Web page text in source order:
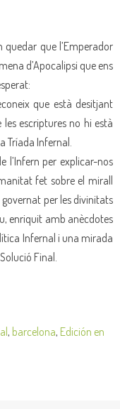
quedar que l’Emperador
d’Apocalipsi que ens
que està desitjant
escriptures no hi està
Tríada Infernal.
l’Infern per explicar-nos
fet sobre el mirall
per les divinitats
enriquit amb anècdotes
Infernal i una mirada
Final.
, barcelona, Edición en